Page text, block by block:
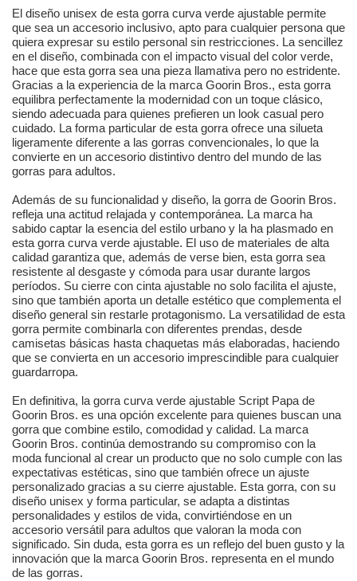
El diseño unisex de esta gorra curva verde ajustable permite
que sea un accesorio inclusivo, apto para cualquier persona que
quiera expresar su estilo personal sin restricciones. La sencillez
en el diseño, combinada con el impacto visual del color verde,
hace que esta gorra sea una pieza llamativa pero no estridente.
Gracias a la experiencia de la marca Goorin Bros., esta gorra
equilibra perfectamente la modernidad con un toque clásico,
siendo adecuada para quienes prefieren un look casual pero
cuidado. La forma particular de esta gorra ofrece una silueta
ligeramente diferente a las gorras convencionales, lo que la
convierte en un accesorio distintivo dentro del mundo de las
gorras para adultos.
Además de su funcionalidad y diseño, la gorra de Goorin Bros.
refleja una actitud relajada y contemporánea. La marca ha
sabido captar la esencia del estilo urbano y la ha plasmado en
esta gorra curva verde ajustable. El uso de materiales de alta
calidad garantiza que, además de verse bien, esta gorra sea
resistente al desgaste y cómoda para usar durante largos
períodos. Su cierre con cinta ajustable no solo facilita el ajuste,
sino que también aporta un detalle estético que complementa el
diseño general sin restarle protagonismo. La versatilidad de esta
gorra permite combinarla con diferentes prendas, desde
camisetas básicas hasta chaquetas más elaboradas, haciendo
que se convierta en un accesorio imprescindible para cualquier
guardarropa.
En definitiva, la gorra curva verde ajustable Script Papa de
Goorin Bros. es una opción excelente para quienes buscan una
gorra que combine estilo, comodidad y calidad. La marca
Goorin Bros. continúa demostrando su compromiso con la
moda funcional al crear un producto que no solo cumple con las
expectativas estéticas, sino que también ofrece un ajuste
personalizado gracias a su cierre ajustable. Esta gorra, con su
diseño unisex y forma particular, se adapta a distintas
personalidades y estilos de vida, convirtiéndose en un
accesorio versátil para adultos que valoran la moda con
significado. Sin duda, esta gorra es un reflejo del buen gusto y la
innovación que la marca Goorin Bros. representa en el mundo
de las gorras.